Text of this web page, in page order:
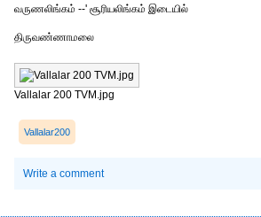
வருணலிங்கம் --' சூரியலிங்கம் இடையில்
திருவண்ணாமலை
Vallalar 200 TVM.jpg
Vallalar200
Write a comment